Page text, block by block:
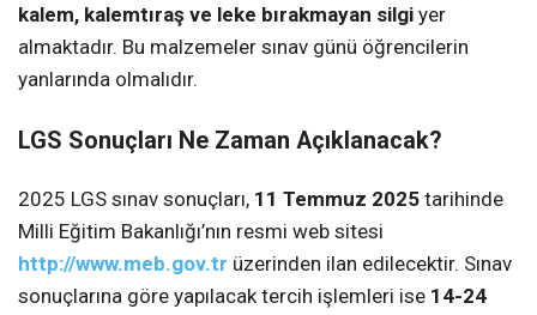
kalem, kalemtıraş ve leke bırakmayan silgi yer
almaktadır. Bu malzemeler sınav günü öğrencilerin
yanlarında olmalıdır.
LGS Sonuçları Ne Zaman Açıklanacak?
2025 LGS sınav sonuçları, 11 Temmuz 2025 tarihinde
Milli Eğitim Bakanlığı’nın resmi web sitesi
http://www.meb.gov.tr üzerinden ilan edilecektir. Sınav
sonuçlarına göre yapılacak tercih işlemleri ise 14-24